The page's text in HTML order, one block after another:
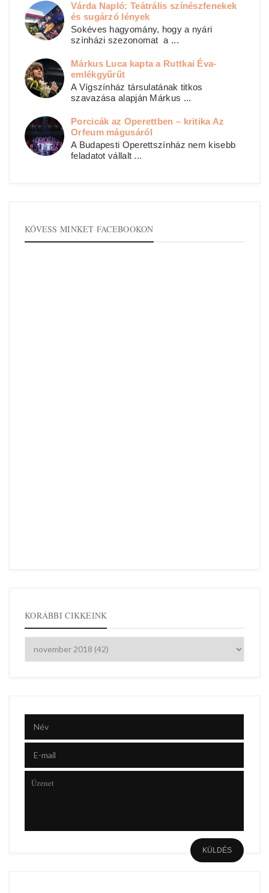
Várda Napló: Teátrális színészfenekek
és sugárzó lények
Sokéves hagyomány, hogy a nyári
színházi szezonomat a ...
Márkus Luca kapta a Ruttkai Éva-
emlékgyűrűt
A Vígszínház társulatának titkos
szavazása alapján Márkus ...
Porcicák az Operettben – kritika Az
Orfeum mágusáról
A Budapesti Operettszínház nem kisebb
feladatot vállalt ...
KÖVESS MINKET FACEBOOKON
KORÁBBI CIKKEINK